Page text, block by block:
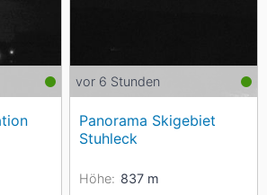
vor 6 Stunden
Panorama Skigebiet
Stuhleck
Höhe: 837 m